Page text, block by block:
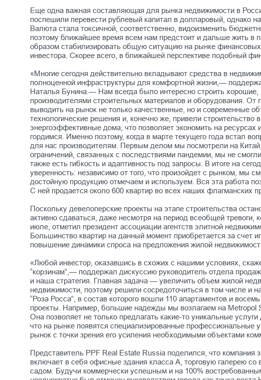
Еще одна важная составляющая для рынка недвижимости в
поспешили перевести рублевый капитал в долларовый, однако
Валюта стала токсичной, соответственно, видоизменить
поэтому ближайшее время всем нам предстоит и дальше жить в
образом стабилизировать общую ситуацию на рынке
инвестора. Скорее всего, в ближайшей перспективе подобный
«Многие сегодня действительно вкладывают средства в
полноценной инфраструктуры для комфортной жизни,—
Наталья Бунина.— Нам всегда было интересно строить
производителями строительных материалов и оборудования. От
выводить на рынок не только качественные, но и современные
технологические решения и, конечно же, привели
энергоэффективные дома, что позволяет экономить на
гордимся. Именно поэтому, когда в марте текущего года встал
для нас производителям. Первым делом мы посмотрели на
ограничений, связанных с последствиями пандемии, мы не
также есть гибкость и адаптивность под запросы. В итоге на
уверенность: независимо от того, что произойдет с рынком, мы
достойную продукцию отмечаем и используем. Вся эта работа
С ней продается около 600 квартир во всех наших флагманских
Поскольку девелоперские проекты на этапе строительства
активно сдаваться, даже несмотря на период всеобщей тревоги,
июле, отметил президент ассоциации агентств элитной
Большинство квартир на данный момент приобретается за счет
повышение динамики спроса на предложения жилой
«Любой инвестор, оказавшись в схожих с нашими условиях,
“корзинам”,— поддержал дискуссию руководитель отдела
и наша стратегия. Главная задача — увеличить объем жилой
недвижимости, поэтому решили сосредоточиться в том числе
“Роза Росса”, в состав которого вошли 110 апартаментов и
проекты. Например, большие надежды мы возлагаем на
Она позволяет не только предлагать какие-то уникальные
что на рынке появятся специализированные
рынок с точки зрения его усиления необходимыми объектами
Представитель PPF Real Estate Russia поделился, что
включает в себя офисные здания класса А, торговую галерею
садом. Будучи коммерчески успешным и на 100%